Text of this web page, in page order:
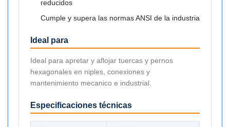
reducidos
Cumple y supera las normas ANSI de la industria
Ideal para
Ideal para apretar y aflojar tuercas y pernos
hexagonales en niples, conexiones y
mantenimiento mecanico e industrial.
Especificaciones técnicas